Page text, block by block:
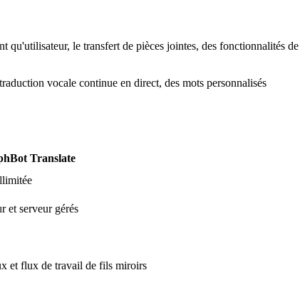
qu'utilisateur, le transfert de pièces jointes, des fonctionnalités de
vocale continue en direct, des mots personnalisés
Translate
et serveur gérés
et flux de travail de fils miroirs